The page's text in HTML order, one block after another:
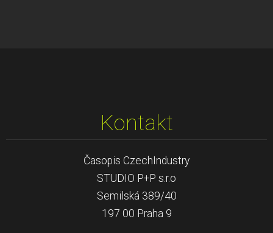
Kontakt
Časopis CzechIndustry
STUDIO P+P s.r.o
Semilská 389/40
197 00 Praha 9